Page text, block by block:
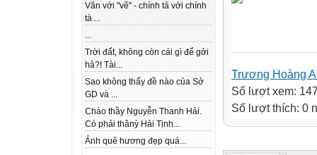
Văn với "vẽ" - chính tả với chính
tà ...
...
Trời đất, không còn cái gì để gởi
hả?! Tài...
Sao không thấy đề nào của Sở
GD và ...
Chào thầy Nguyễn Thanh Hải.
Có phải thânỳ Hải Tịnh...
Ảnh quê hương đẹp quá...
Trương Hoàng
Số lượt xem:
Số lượt thích: 0